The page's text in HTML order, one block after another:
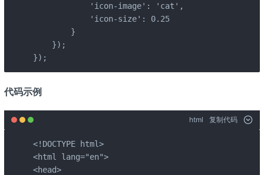
            'icon-image': 'cat',
            'icon-size': 0.25
        }
    });
});
代码示例
html 复制代码
<!DOCTYPE html>
<html lang="en">
<head>